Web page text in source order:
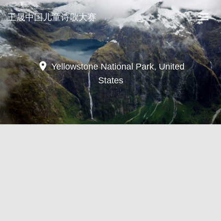
王
中
国
儿
童
赛
王晟中国儿童诗歌大赛
location_onYellowstone National Park, United
States